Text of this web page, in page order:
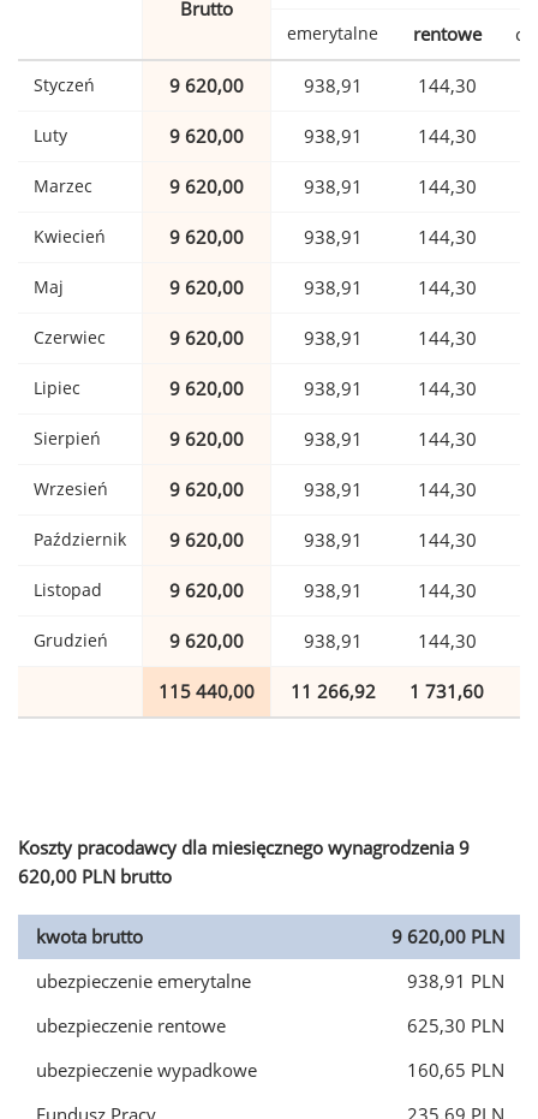
Brutto
emerytalne rentowe
Styczeń 9 620,00 938,91 144,30
Luty 9 620,00 938,91 144,30
Marzec 9 620,00 938,91 144,30
Kwiecień 9 620,00 938,91 144,30
Maj 9 620,00 938,91 144,30
Czerwiec 9 620,00 938,91 144,30
Lipiec 9 620,00 938,91 144,30
Sierpień 9 620,00 938,91 144,30
Wrzesień 9 620,00 938,91 144,30
Październik 9 620,00 938,91 144,30
Listopad 9 620,00 938,91 144,30
Grudzień 9 620,00 938,91 144,30
115 440,00 11 266,92 1 731,60
Koszty pracodawcy dla miesięcznego wynagrodzenia 9
620,00 PLN brutto
kwota brutto
9 620,00 PLN
ubezpieczenie emerytalne
938,91 PLN
ubezpieczenie rentowe
625,30 PLN
ubezpieczenie wypadkowe
160,65 PLN
Fundusz Pracy
235,69 PLN